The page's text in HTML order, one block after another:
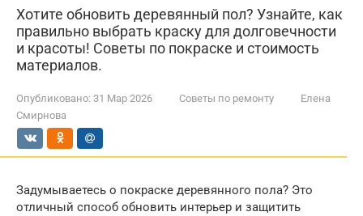
Хотите обновить деревянный пол? Узнайте, как
правильно выбрать краску для долговечности
и красоты! Советы по покраске и стоимость
материалов.
Опубликовано: 31 Мар 2026 Советы по ремонту
Елена
Смирнова
Задумываетесь о покраске деревянного пола? Это
отличный способ обновить интерьер и защитить